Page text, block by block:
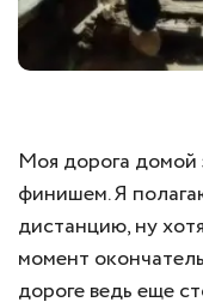
Моя дорога домой
финишем. Я
дистанцию, ну
момент
дороге ведь еще